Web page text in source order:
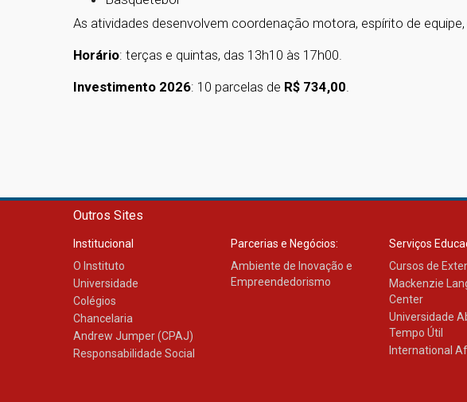
As atividades desenvolvem coordenação motora, espírito de
Horário: terças e quintas, das 13h10 às 17h00.
Investimento 2026: 10 parcelas de R$ 734,00.
Outros Sites
Institucional
O Instituto
Universidade
Colégios
Chancelaria
Andrew Jumper (CPAJ)
Responsabilidade Social
Parcerias e Negócios:
Ambiente de Inovação e
Empreendedorismo
Serviços
Cursos de
Mackenzie
Center
Universidade
Tempo Útil
International